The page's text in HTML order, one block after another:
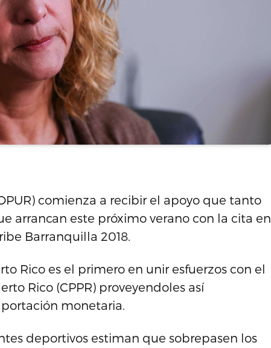
comienza a recibir el apoyo que tanto
arrancan este próximo verano con la cita en
Barranquilla 2018.
Rico es el primero en unir esfuerzos con el
Rico (CPPR) proveyendoles así
monetaria.
deportivos estiman que sobrepasen los